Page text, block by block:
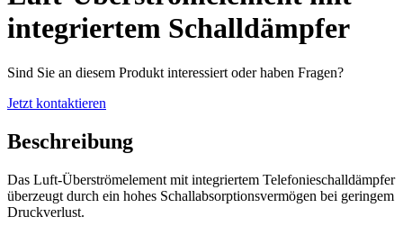
integriertem Schalldämpfer
Sind Sie an diesem Produkt interessiert oder haben Fragen?
Jetzt kontaktieren
Beschreibung
Das Luft-Überströmelement mit integriertem Telefonieschalldämpfer
überzeugt durch ein hohes Schallabsorptionsvermögen bei geringem
Druckverlust.